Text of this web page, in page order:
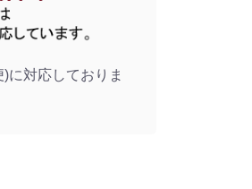
に対応しておりま